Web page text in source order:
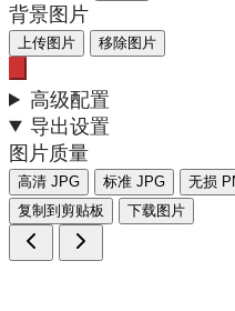
背景图片
上传图片 移除图片
高级配置
导出设置
图片质量
高清 JPG 标准 JPG
无损
复制到剪贴板
下载图片